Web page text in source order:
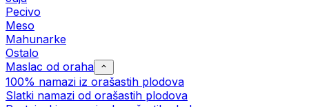
Pecivo
Meso
Mahunarke
Ostalo
Maslac od oraha
100% namazi iz orašastih plodova
Slatki namazi od orašastih plodova